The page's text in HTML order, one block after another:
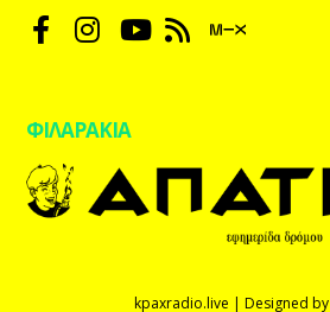
ΦΙΛΑΡΑΚΙΑ
kpaxradio.live | Designed by